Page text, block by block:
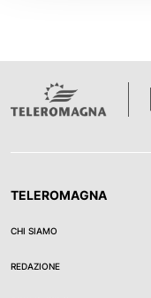
TELEROMAGNA
CHI SIAMO
REDAZIONE